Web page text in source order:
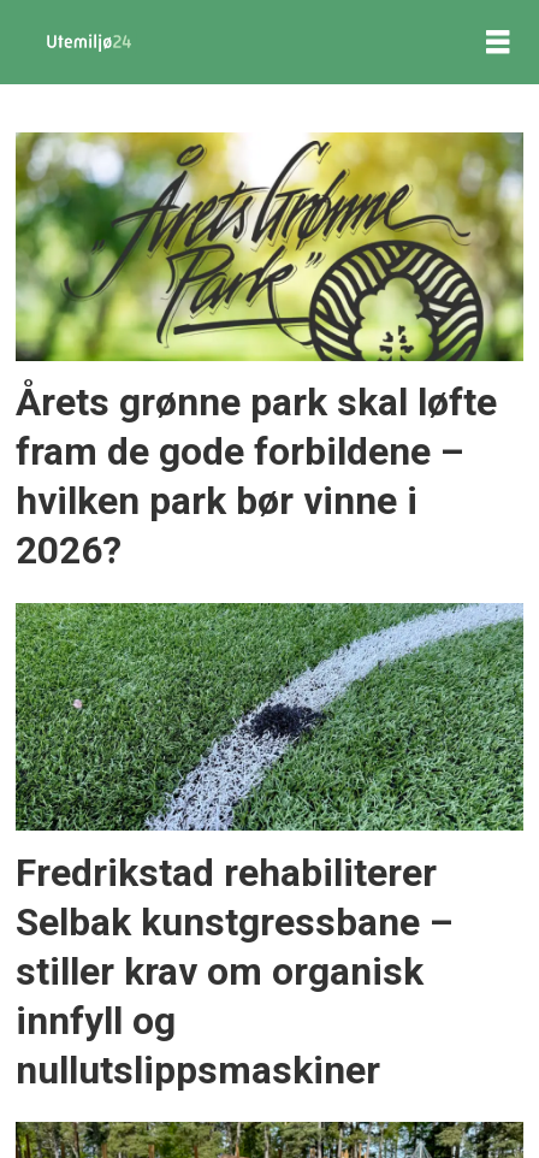
Nyhetsbrev
utemiljo24
Årets grønne park skal løfte
fram de gode forbildene –
hvilken park bør vinne i
2026?
Fredrikstad rehabiliterer
Selbak kunstgressbane –
stiller krav om organisk
innfyll og
nullutslippsmaskiner